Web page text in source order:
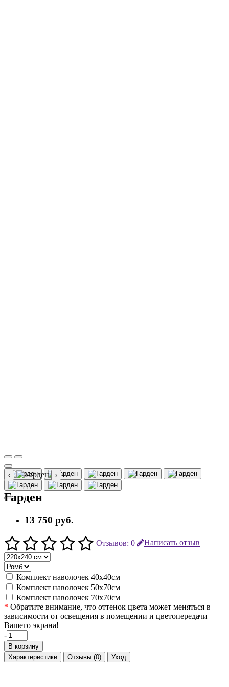
‹ ›
Гарден
13 750 руб.
Отзывов: 0 Написать отзыв
Комплект наволочек 40х40см
Комплект наволочек 50х70см
Комплект наволочек 70х70см
* Обратите внимание, что оттенок цвета может меняться в
зависимости от освещения в помещении и цветопередачи
Вашего экрана!
-
+
В корзину
Характеристики
Отзывы (0) Уход